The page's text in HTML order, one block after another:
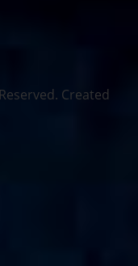
Created